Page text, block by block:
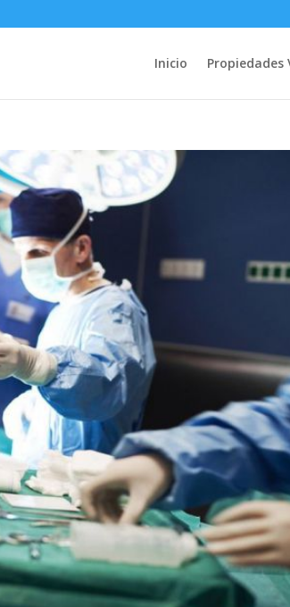
Inicio Propiedades